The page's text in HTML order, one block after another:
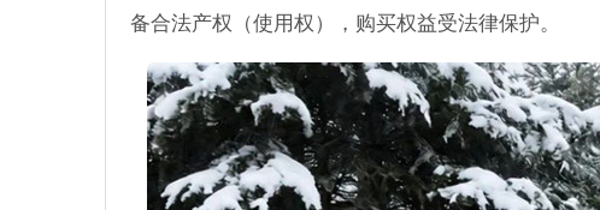
备合法产权（使用权），购买权益受法律保护。